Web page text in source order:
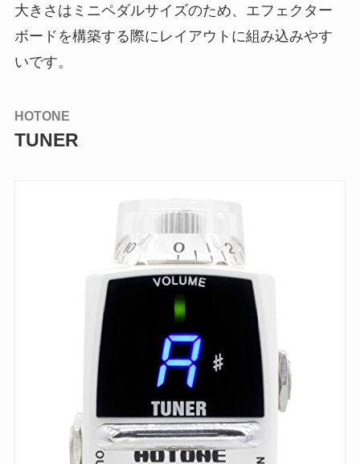
大きさはミニペダルサイズのため、エフェクター
ボードを構築する際にレイアウトに組み込みやす
いです。
HOTONE
TUNER